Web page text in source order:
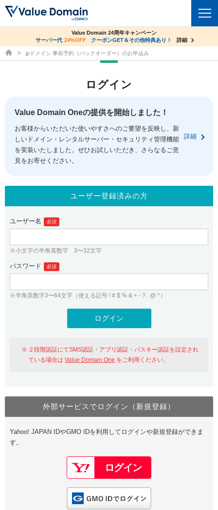
ドメイントップ
ドメイン移管
ドメイン価格一覧
ドメイン一括検索
.jpドメインオークション
gTLDオークション NEW!
.jpドメインバックオーダー
プレミアムドメイン
人気ドメインの種類
WHOIS検索
コアサーバー
バリューサーバー
XREA
セキュリティトップ
Value Domain ネットde診断
SSL証明書
サービストップ
お得意様割引
紹介制度
バリュードメインAPI
ドメイン・ホスティングOEM
facebook
ログイン
従来のバリュードメインをご利用希望の方
Value Domainにログイン
おすすめ One レンタルサーバーを含む最新の機能を使う方
Value Domain Oneにログイン
Google
GMO ID Amazon
※AmazonはValue Domain Oneのログイン画面へ遷移します
ユーザー登録
Value Domain Oneアカウント作成
以下でも登録可能
Google Yahoo!
GMO ID
co.jpドメイン✕コアサーバーV2ビジネス応援キャンペーン
サーバー料金1年間無料
詳細
Value Domain 24周年キャンペーン
サーバー代 24%OFF クーポンGET＆その他特典あり！ 詳細
ドメイン取得ならバリュードメイン
.jpドメイン 事前予約（バックオーダー）のお申込み
ログイン
Value Domain Oneの提供を開始しました！
お客様からいただいた使いやすさへのご要望を反映し、新
しいドメイン・レンタルサーバー・セキュリティ管理機能
を実装いたしました。ぜひお試しいただき、さらなるご意
見をお寄せください。
詳細
ユーザー登録済みの方
ユーザー名 必須
※小文字の半角英数字 3〜32文字
パスワード 必須
※半角英数字3〜64文字（使える記号 ! # $ % & + - ? . @ ^）
２段階認証にてSMS認証・アプリ認証・パスキー認証を設定され
ている場合はValue Domain One をご利用ください。
外部サービスでログイン（新規登録）
Yahoo! JAPAN IDやGMO IDを利用してログインや新規登録ができま
す。